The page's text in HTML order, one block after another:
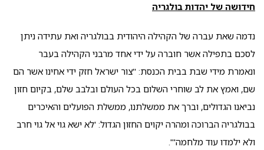
חידושה של יהדות בולגריה
נדמה שאת עברה של הקהילה היהודית בבולגריה ואת עתידה ניתן
לסכם בתפילה אשר חוברה על ידי אחד מרבני הקהילה בעבר
ונאמרת מידי שבת בבית הכנסת: "צור ישראל חזק ידי אחינו אשר הם
שם, ואמץ את לב שוחרי השלום בכל העולם ובלבב שלם, בקיום חזון
נביאנו הגדולים, וברך את ממשלתנו, ממשלת הפועלים והאיכרים
בבולגריה הברוכה ומהרה יקוים החזון הגדול: 'לא ישא גוי אל גוי חרב
ולא ילמדו עוד מלחמה'".